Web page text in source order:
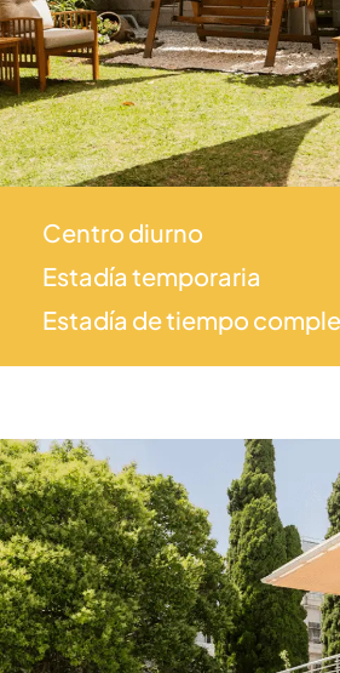
Centro diurno
Estadía temporaria
Estadía de tiempo